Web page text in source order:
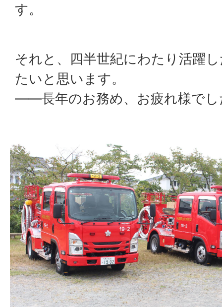
す。
それと、四半世紀にわたり活躍
たいと思います。
――長年のお務め、お疲れ様でし